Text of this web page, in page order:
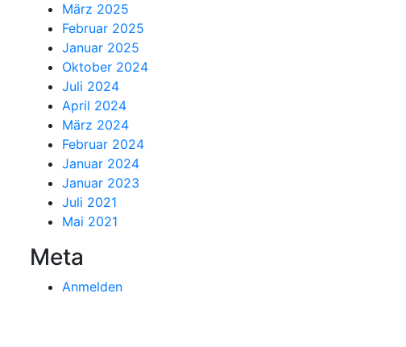
März 2025
Februar 2025
Januar 2025
Oktober 2024
Juli 2024
April 2024
März 2024
Februar 2024
Januar 2024
Januar 2023
Juli 2021
Mai 2021
Meta
Anmelden